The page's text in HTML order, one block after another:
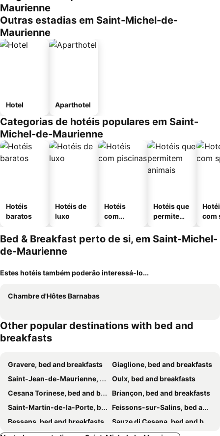
Maurienne
Outras estadias em Saint-Michel-de-
Maurienne
Hotel Aparthotel
Categorias de hotéis populares em Saint-
Michel-de-Maurienne
Hotéis
baratos
Hotéis de
luxo
Hotéis
com
Hotéis que
permitem
com
Bed & Breakfast perto de si, em Saint-Michel-
de-Maurienne
Estes hotéis também poderão interessá-lo...
Chambre d'Hôtes Barnabas
Other popular destinations with bed and
breakfasts
Gravere, bed and breakfasts
Giaglione, bed and breakfasts
Saint-Jean-de-Maurienne, bed and breakfasts
Oulx, bed and breakfasts
Cesana Torinese, bed and breakfasts
Briançon, bed and breakfasts
Saint-Martin-de-la-Porte, bed and breakfasts
Feissons-sur-Salins, bed and breakfasts
Bessans, bed and breakfasts
Sauze di Cesana, bed and breakfasts